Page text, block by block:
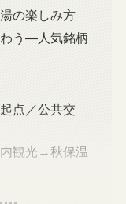
の楽しみ方
う—人気銘柄
点／公共交
観光→秋保温